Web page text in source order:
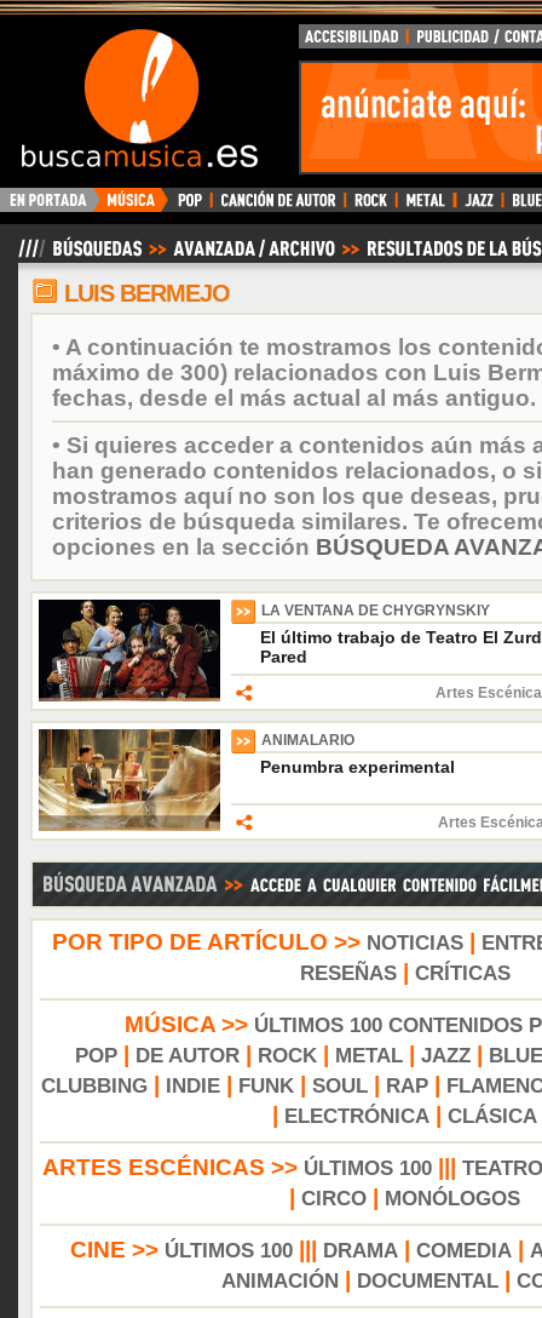
BuscaMusica.es
LUIS BERMEJO
• A continuación te mostramos los
máximo de 300) relacionados con Luis
fechas, desde el más actual al más antiguo.
• Si quieres acceder a contenidos aún más
han generado contenidos relacionados, o
mostramos aquí no son los que deseas,
criterios de búsqueda similares. Te
opciones en la sección BÚSQUEDA
LA VENTANA DE CHYGRYNSKIY
El último trabajo de Teatro El
Pared
Artes
ANIMALARIO
Penumbra experimental
Artes
POR TIPO DE ARTÍCULO >> NOTICIAS|
RESEÑAS| CRÍTICAS
MÚSICA >> ÚLTIMOS 100 CONTENIDOS
POP
DE AUTOR ROCK METAL JAZZ
CLUBBING
INDIE FUNK SOUL RAP
ELECTRÓNICA CLÁSICA
ARTES ESCÉNICAS >> ÚLTIMOS 100||| TEATRO
CIRCO MONÓLOGOS
CINE >> ÚLTIMOS 100 DRAMA COMEDIA
ANIMACIÓN
DOCUMENTAL|